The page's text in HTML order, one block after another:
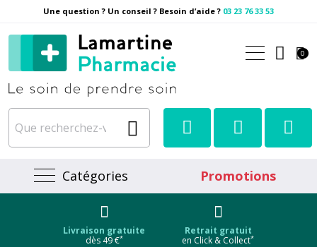
Une question ? Un conseil ? Besoin d’aide ? 03 23 76 33 53
Pharmacie Lamartine
0
Catégories Promotions
Livraison gratuite
dès 49 €*
Retrait gratuit
en Click & Collect*